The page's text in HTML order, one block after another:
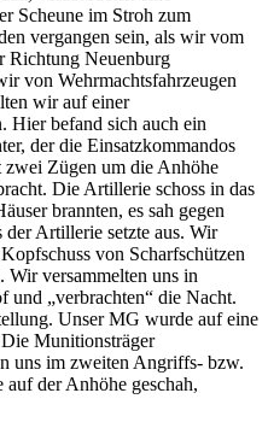
Scheune im Stroh zum
vergangen sein, als wir vom
Richtung Neuenburg
von Wehrmachtsfahrzeugen
wir auf einer
Hier befand sich auch ein
der die Einsatzkommandos
Zügen um die Anhöhe
Die Artillerie schoss in das
brannten, es sah gegen
der Artillerie setzte aus. Wir
von Scharfschützen
Wir versammelten uns in
und
verbrachten
die Nacht.
Unser MG wurde auf eine
Munitionsträger
uns im zweiten Angriffs- bzw.
der Anhöhe geschah,